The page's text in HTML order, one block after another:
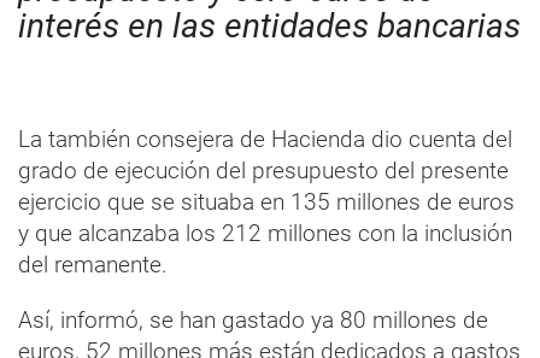
interés en las entidades bancarias
La también consejera de Hacienda dio cuenta del
grado de ejecución del presupuesto del presente
ejercicio que se situaba en 135 millones de euros
y que alcanzaba los 212 millones con la inclusión
del remanente.
Así, informó, se han gastado ya 80 millones de
euros, 52 millones más están dedicados a gastos